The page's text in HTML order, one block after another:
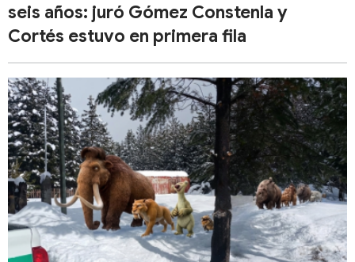
seis años: juró Gómez Constenla y
Cortés estuvo en primera fila